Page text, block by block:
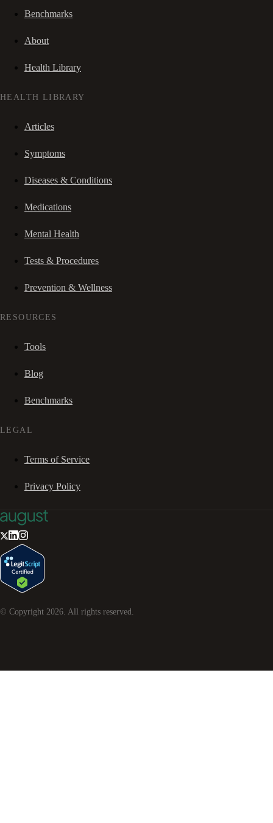
Benchmarks
About
Health Library
HEALTH LIBRARY
Articles
Symptoms
Diseases & Conditions
Medications
Mental Health
Tests & Procedures
Prevention & Wellness
RESOURCES
Tools
Blog
Benchmarks
LEGAL
Terms of Service
Privacy Policy
© Copyright 2026 . All rights reserved.